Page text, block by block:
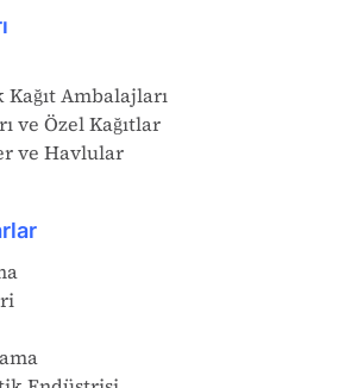
Kağıt Ambalajları
ve Özel Kağıtlar
ve Havlular